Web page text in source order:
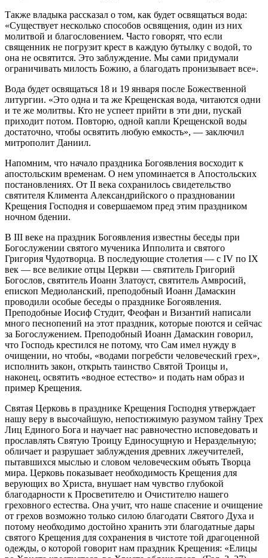
Также владыка рассказал о том, как будет освящаться вода:
«Существует несколько способов освящения, один из них
молитвой и благословением. Часто говорят, что если
священник не погрузит крест в каждую бутылку с водой, то
она не освятится. Это заблуждение. Мы сами придумали
ограничивать милость Божию, а благодать пронизывает все».
Вода будет освящаться 18 и 19 января после Божественной
литургии. «Это одна и та же Крещенская вода, читаются одни
и те же молитвы. Кто не успеет прийти в эти дни, пускай
приходит потом. Повторю, одной капли Крещенской воды
достаточно, чтобы освятить любую емкость», — заключил
митрополит Даниил.
Напомним, что начало праздника Богоявления восходит к
апостольским временам. О нем упоминается в Апостольских
постановлениях. От II века сохранилось свидетельство
святителя Климента Александрийского о праздновании
Крещения Господня и совершаемом пред этим праздником
ночном бдении.
В III веке на праздник Богоявления известны беседы при
Богослужении святого мученика Ипполита и святого
Григория Чудотворца. В последующие столетия — с IV по IX
век — все великие отцы Церкви — святитель Григорий
Богослов, святитель Иоанн Златоуст, святитель Амвросий,
епископ Медиоланский, преподобный Иоанн Дамаскин
проводили особые беседы о празднике Богоявления.
Преподобные Иосиф Студит, Феофан и Византий написали
много песнопений на этот праздник, которые поются и сейчас
за Богослужением. Преподобный Иоанн Дамаскин говорил,
что Господь крестился не потому, что Сам имел нужду в
очищении, но чтобы, «водами погребсти человеческий грех»,
исполнить закон, открыть таинство Святой Троицы и,
наконец, освятить «водное естество» и подать нам образ и
пример Крещения.
Святая Церковь в празднике Крещения Господня утверждает
нашу веру в высочайшую, непостижимую разумом тайну Трех
Лиц Единого Бога и научает нас равночестно исповедовать и
прославлять Святую Троицу Единосущную и Нераздельную;
обличает и разрушает заблуждения древних лжеучителей,
пытавшихся мыслью и словом человеческим объять Творца
мира. Церковь показывает необходимость Крещения для
верующих во Христа, внушает нам чувство глубокой
благодарности к Просветителю и Очистителю нашего
греховного естества. Она учит, что наше спасение и очищение
от грехов возможно только силою благодати Святого Духа и
потому необходимо достойно хранить эти благодатные дары
святого Крещения для сохранения в чистоте той драгоценной
одежды, о которой говорит нам праздник Крещения: «Елицы